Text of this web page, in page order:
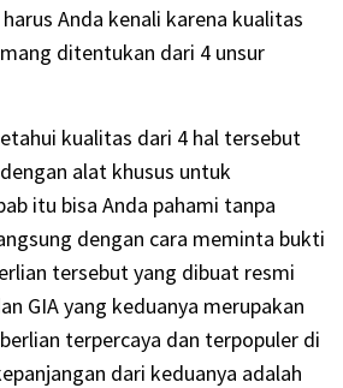
Anda kenali karena kualitas
ditentukan dari 4 unsur
kualitas dari 4 hal tersebut
alat khusus untuk
itu bisa Anda pahami tanpa
dengan cara meminta bukti
tersebut yang dibuat resmi
GIA yang keduanya merupakan
terpercaya dan terpopuler di
dari keduanya adalah